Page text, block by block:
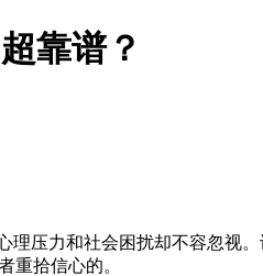
靠谱？
压力和社会困扰却不容忽视
重拾信心的。